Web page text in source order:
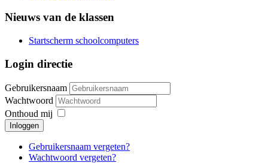
Nieuws van de klassen
Startscherm schoolcomputers
Login directie
Gebruikersnaam
Wachtwoord
Onthoud mij
Inloggen
Gebruikersnaam vergeten?
Wachtwoord vergeten?